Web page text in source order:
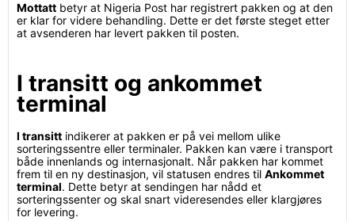
Mottatt betyr at Nigeria Post har registrert pakken og at den
er klar for videre behandling. Dette er det første steget etter
at avsenderen har levert pakken til posten.
I transitt og ankommet
terminal
I transitt indikerer at pakken er på vei mellom ulike
sorteringssentre eller terminaler. Pakken kan være i transport
både innenlands og internasjonalt. Når pakken har kommet
frem til en ny destinasjon, vil statusen endres til Ankommet
terminal. Dette betyr at sendingen har nådd et
sorteringssenter og skal snart videresendes eller klargjøres
for levering.